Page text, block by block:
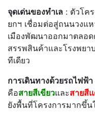
จุดเด่นของทำเล : ตัวโค
ยกฯ เชื่อมต่อสู่ถนนวงแ
เมืองพัฒนาออกมาตลอด
สรรพสินค้าและโรงพย
ทีเดียว
การเดินทางด้วยรถไฟฟ้า
คือสายสีเขียวและสายสี
ยังพื้นที่โครงการมากขึ้